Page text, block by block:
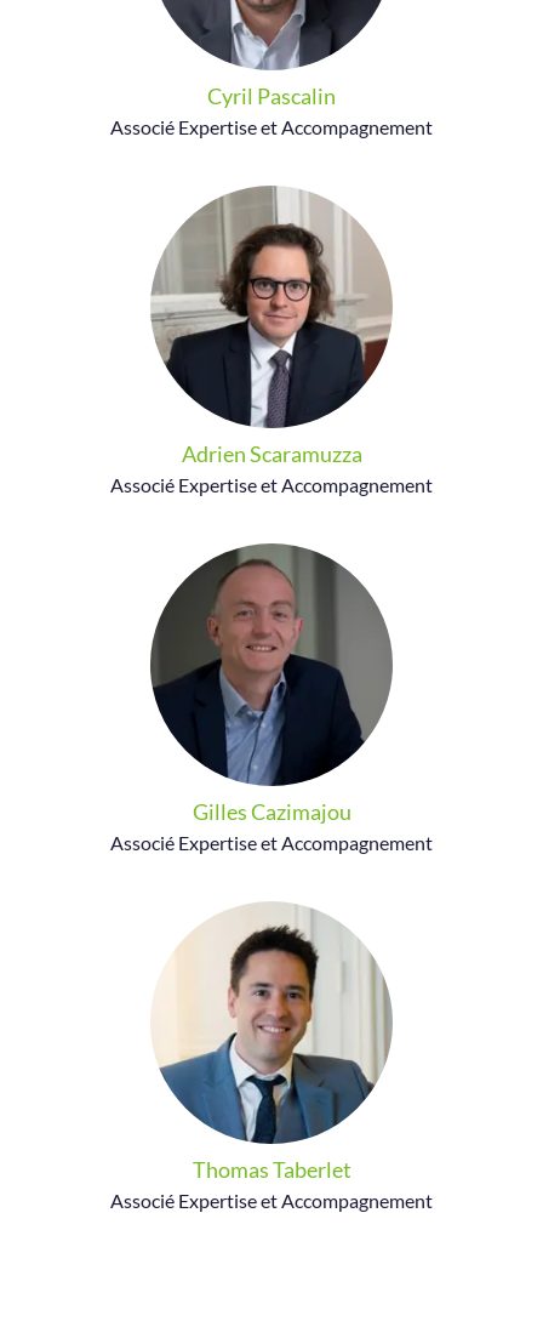
Cyril Pascalin
Associé Expertise et Accompagnement
Adrien Scaramuzza
Associé Expertise et Accompagnement
Gilles Cazimajou
Associé Expertise et Accompagnement
Thomas Taberlet
Associé Expertise et Accompagnement